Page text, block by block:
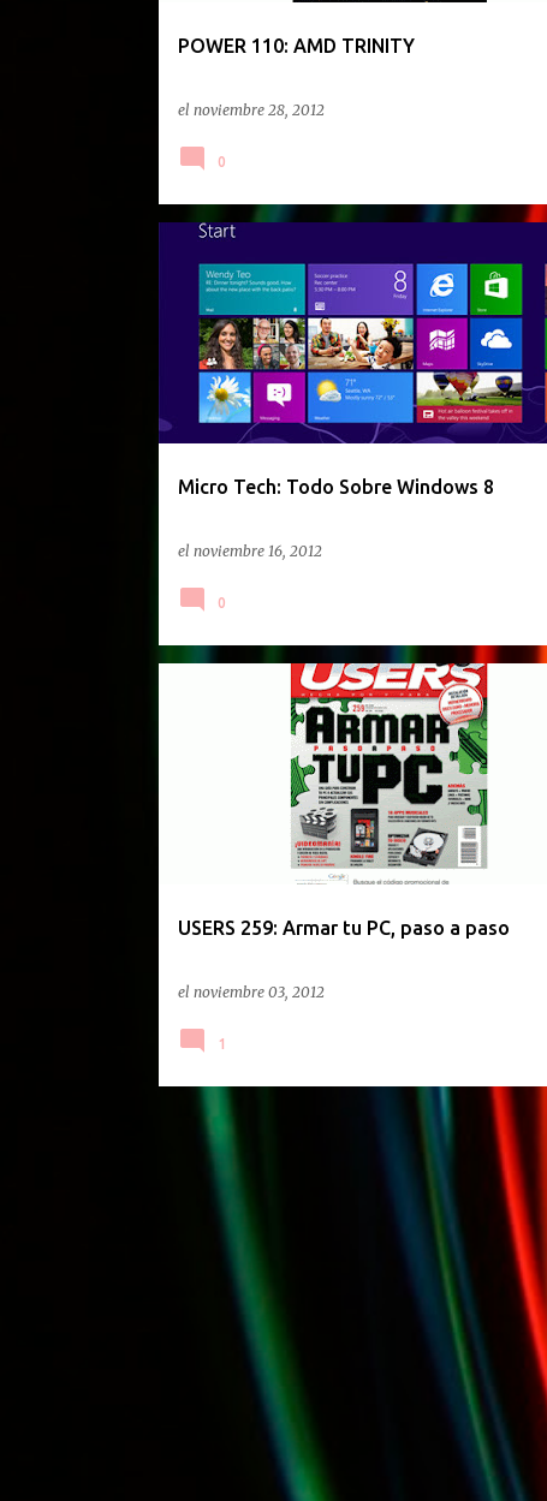
POWER 110: AMD TRINITY
el noviembre 28, 2012
0
Micro Tech: Todo Sobre Windows 8
el noviembre 16, 2012
PODCAST
0
USERS 259: Armar tu PC, paso a paso
el noviembre 03, 2012
1